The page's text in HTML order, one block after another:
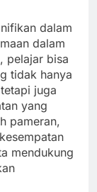
dalam
dalam
pelajar bisa
tidak hanya
juga
yang
pameran,
mendukung